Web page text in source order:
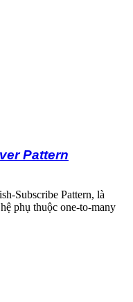
Pattern
Subscribe Pattern, là
phụ thuộc one-to-many